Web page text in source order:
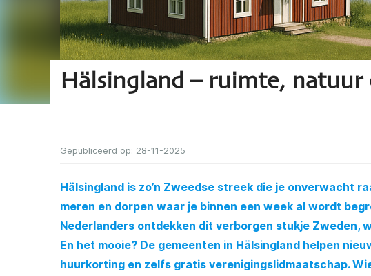
Hälsingland – ruimte, natuur
Gepubliceerd op: 28-11-2025
Hälsingland is zo’n Zweedse streek die je onverwacht
meren en dorpen waar je binnen een week al wordt
Nederlanders ontdekken dit verborgen stukje Zweden,
En het mooie? De gemeenten in Hälsingland helpen
huurkorting en zelfs gratis verenigingslidmaatschap.